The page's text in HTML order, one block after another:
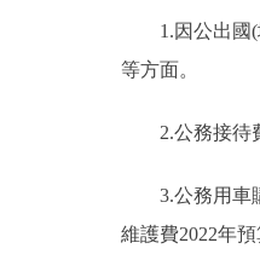
1.因公出國(境
等方面。
2.公務接待費
3.公務用車購
維護費2022年